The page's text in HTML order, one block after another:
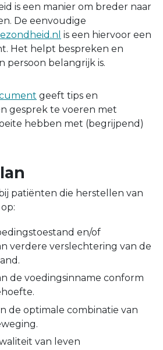
is een manier om breder naar
De eenvoudige
is een hiervoor een
Het helpt bespreken en
persoon belangrijk is.
geeft tips en
gesprek te voeren met
hebben met (begrijpend)
patiënten die herstellen van
en/of
verdere verslechtering van de
de voedingsinname conform
de optimale combinatie van
van leven